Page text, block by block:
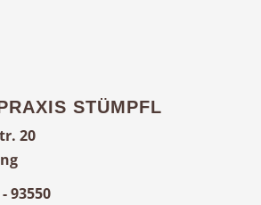
STÜMPFL
20
93550